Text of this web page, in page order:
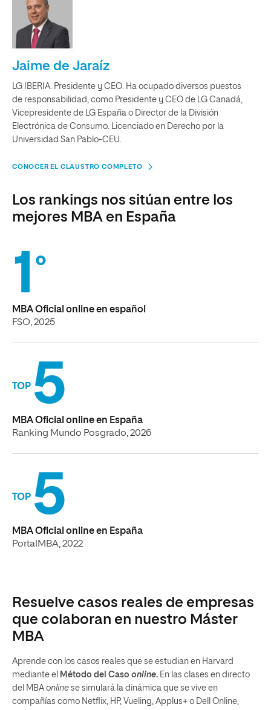
Jaime de Jaraíz
LG IBERIA. Presidente y CEO. Ha ocupado diversos puestos
de responsabilidad, como Presidente y CEO de LG Canadá,
Vicepresidente de LG España o Director de la División
Electrónica de Consumo. Licenciado en Derecho por la
Universidad San Pablo-CEU.
CONOCER EL CLAUSTRO COMPLETO
Los rankings nos sitúan entre los
mejores MBA en España
1 º
MBA Oficial online en español
FSO, 2025
TOP 5
MBA Oficial online en España
Ranking Mundo Posgrado, 2026
TOP 5
MBA Oficial online en España
PortalMBA, 2022
Resuelve casos reales de empresas
que colaboran en nuestro Máster
MBA
Aprende con los casos reales que se estudian en Harvard
mediante el Método del Caso online. En las clases en directo
del MBAonline se simulará la dinámica que se vive en
compañías como Netflix, HP, Vueling, Applus+ o Dell Online,